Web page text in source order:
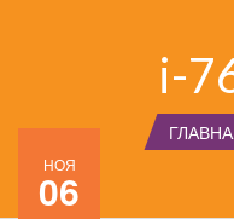
i-
НОЯ
06